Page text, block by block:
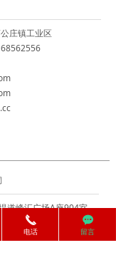
끅
电话
끁
留言
庄镇工业区
峰汇广场A座904室
28379968